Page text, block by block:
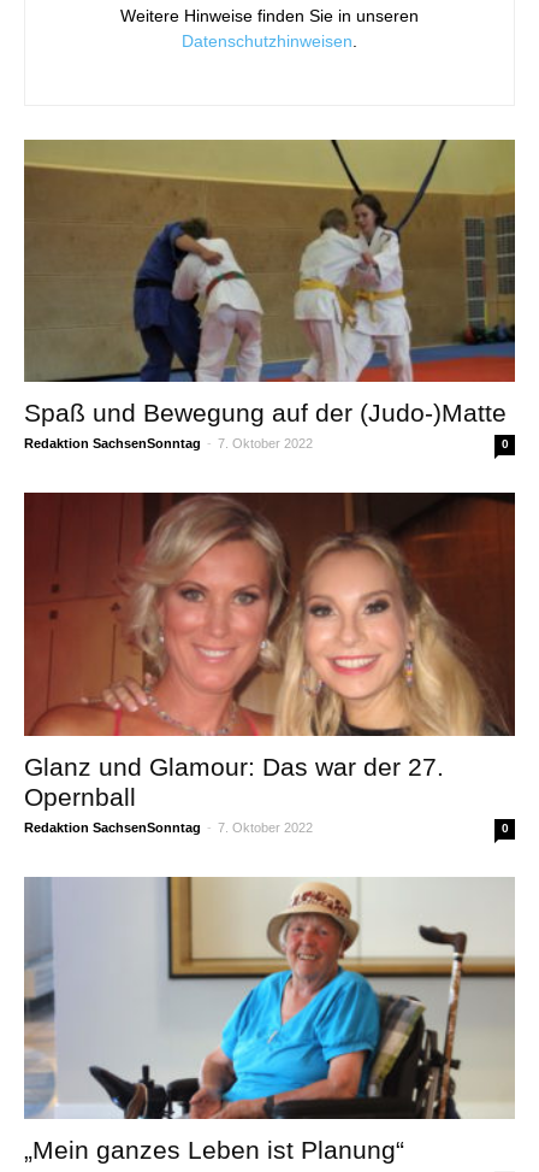
Weitere Hinweise finden Sie in unseren
Datenschutzhinweisen
Spaß und Bewegung auf der (Judo-)Matte
Redaktion SachsenSonntag - 7. Oktober 2022 0
Glanz und Glamour: Das war der 27.
Opernball
Redaktion SachsenSonntag - 7. Oktober 2022 0
„Mein ganzes Leben ist Planung“